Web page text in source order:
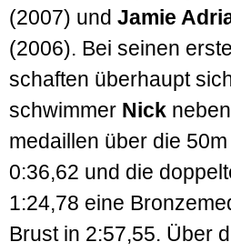
(2007) und Jamie
(2006). Bei seinen
schaften über­haupt
schwimmer Nick
medaillen über die
0:36,62 und die
1:24,78 eine
Brust in 2:57,55. Über